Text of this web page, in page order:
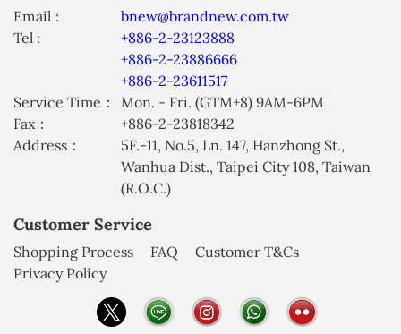
Email :
bnew@brandnew.com.tw
Tel :
+886-2-23123888
+886-2-23886666
+886-2-23611517
Service Time：
Mon. - Fri. (GTM+8) 9AM-6PM
Fax：
+886-2-23818342
Address：
5F.-11, No.5, Ln. 147, Hanzhong St.,
Wanhua Dist., Taipei City 108, Taiwan
(R.O.C.)
Customer Service
Shopping Process FAQ
Customer T&Cs
Privacy Policy